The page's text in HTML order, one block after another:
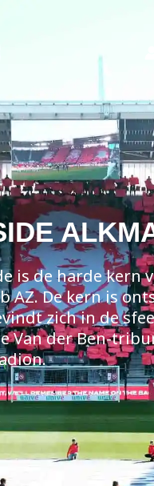
is de harde kern
AZ. De kern is
zich in de
Van der Ben-